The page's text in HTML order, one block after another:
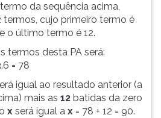
da sequência acima,
termos, cujo primeiro termo é
o último termo é 12.
termos desta PA será:
= 78
igual ao resultado anterior (a
mais as 12 batidas da zero
x será igual a x = 78 + 12 = 90.